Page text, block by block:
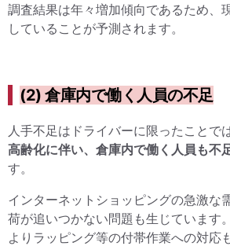
調査結果は年々増加傾向であるため、
していることが予測されます。
(2) 倉庫内で働く人員の不足
人手不足はドライバーに限ったことで
高齢化に伴い、倉庫内で働く人員も不
す。
インターネットショッピングの急激な
荷が追いつかない問題も生じています
よりラッピング等の付帯作業への対応